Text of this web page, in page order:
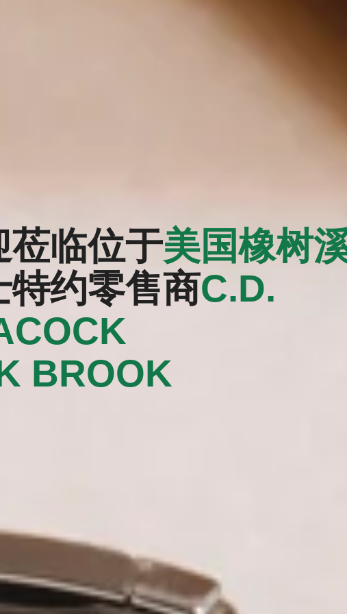
莅临位于美国橡树
特约零售商‭C.D.
BROOK‬